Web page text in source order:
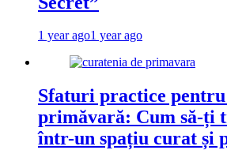
1 year ago1 year ago
Sfaturi practice
primăvară: Cum să-ți
într-un spațiu curat și